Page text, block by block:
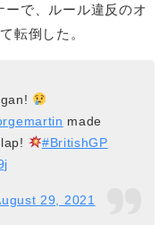
ーで、ルール違反のオ
転倒した。
made
#BritishGP
29, 2021